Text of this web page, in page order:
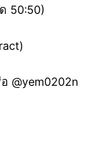
50:50)
@yem0202n